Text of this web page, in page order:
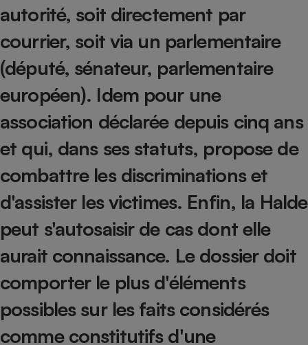
autorité, soit directement par
courrier, soit via un parlementaire
(député, sénateur, parlementaire
européen). Idem pour une
association déclarée depuis cinq ans
et qui, dans ses statuts, propose de
combattre les discriminations et
d'assister les victimes. Enfin, la Halde
peut s'autosaisir de cas dont elle
aurait connaissance. Le dossier doit
comporter le plus d'éléments
possibles sur les faits considérés
comme constitutifs d'une
bouteille
Banque
Plaque de cuisson à
induction
Téléviseur
Téléphone mobile -
Smartphone
Matelas
Radiateur électrique
Ventilateur